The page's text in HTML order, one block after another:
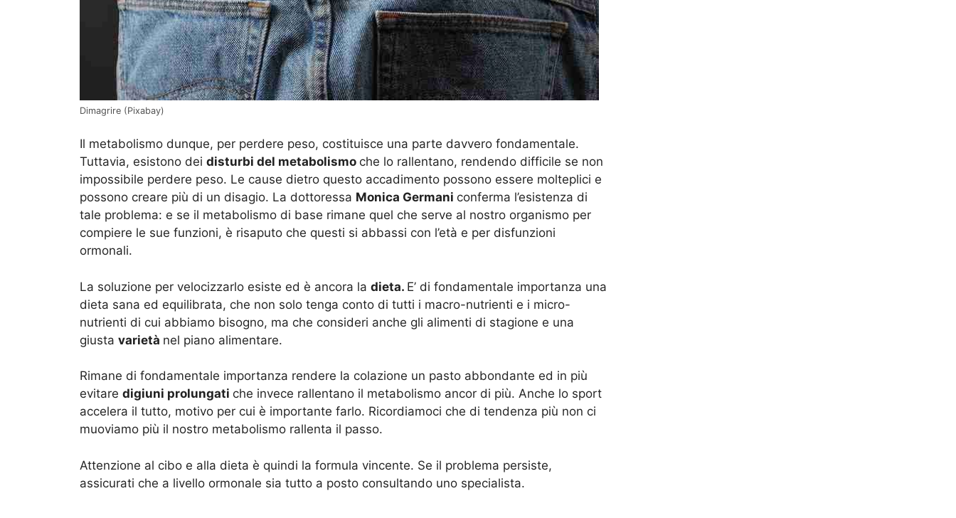
Dimagrire (Pixabay)
Il metabolismo dunque, per perdere peso, costituisce una parte davvero fondamentale.
Tuttavia, esistono dei disturbi del metabolismo che lo rallentano, rendendo difficile se non
impossibile perdere peso. Le cause dietro questo accadimento possono essere molteplici e
possono creare più di un disagio. La dottoressa Monica Germani conferma l’esistenza di
tale problema: e se il metabolismo di base rimane quel che serve al nostro organismo per
compiere le sue funzioni, è risaputo che questi si abbassi con l’età e per disfunzioni
ormonali.
La soluzione per velocizzarlo esiste ed è ancora la dieta. E’ di fondamentale importanza una
dieta sana ed equilibrata, che non solo tenga conto di tutti i macro-nutrienti e i micro-
nutrienti di cui abbiamo bisogno, ma che consideri anche gli alimenti di stagione e una
giusta varietà nel piano alimentare.
Rimane di fondamentale importanza rendere la colazione un pasto abbondante ed in più
evitare digiuni prolungati che invece rallentano il metabolismo ancor di più. Anche lo sport
accelera il tutto, motivo per cui è importante farlo. Ricordiamoci che di tendenza più non ci
muoviamo più il nostro metabolismo rallenta il passo.
Attenzione al cibo e alla dieta è quindi la formula vincente. Se il problema persiste,
assicurati che a livello ormonale sia tutto a posto consultando uno specialista.